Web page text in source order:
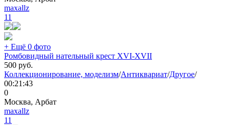
maxallz
11
+ Ещё 0 фото
Ромбовидный нательный крест XVI-XVII
500 руб.
Коллекционирование, моделизм/Антиквариат/Другое/
00:21:43
0
Москва, Арбат
maxallz
11